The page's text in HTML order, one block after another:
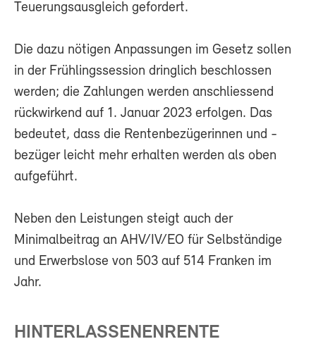
Teuerungsausgleich gefordert.
Die dazu nötigen Anpassungen im Gesetz sollen
in der Frühlingssession dringlich beschlossen
werden; die Zahlungen werden anschliessend
rückwirkend auf 1. Januar 2023 erfolgen. Das
bedeutet, dass die Rentenbezügerinnen und -
bezüger leicht mehr erhalten werden als oben
aufgeführt.
Neben den Leistungen steigt auch der
Minimalbeitrag an AHV/IV/EO für Selbständige
und Erwerbslose von 503 auf 514 Franken im
Jahr.
HINTERLASSENENRENTE